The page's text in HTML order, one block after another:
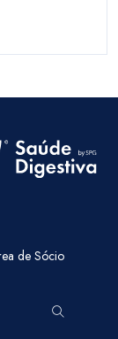
de Sócio